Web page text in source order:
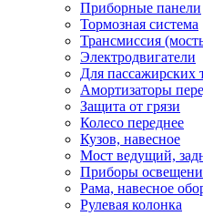
Приборные панели
Тормозная система
Трансмиссия
Электродвигатели
Для пассажирских
Амортизаторы
Защита от грязи
Колесо переднее
Кузов, навесное
Мост ведущий,
Приборы
Рама, навесное
Рулевая колонка